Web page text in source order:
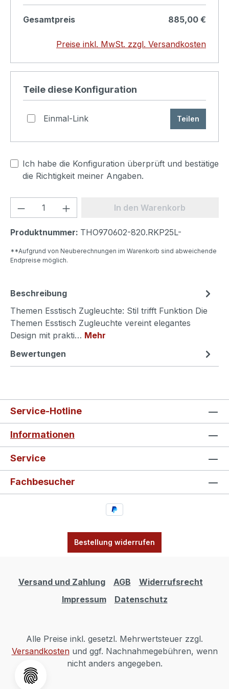
Gesamtpreis 885,00 €
Preise inkl. MwSt. zzgl. Versandkosten
Teile diese Konfiguration
Einmal-Link Teilen
Ich habe die Konfiguration überprüft und bestätige
die Richtigkeit meiner Angaben.
Produkt Anzahl: Gib denIn den Warenkorb
Produktnummer: THO970602-820.RKP25L-
**Aufgrund von Neuberechnungen im Warenkorb sind abweichende
Endpreise möglich.
Beschreibung
Themen Esstisch Zugleuchte: Stil trifft Funktion Die
Themen Esstisch Zugleuchte vereint elegantes
Design mit prakti… Mehr
Bewertungen
Service-Hotline
Informationen
Service
Fachbesucher
Bestellung widerrufen
Versand und Zahlung AGB
Widerrufsrecht
Impressum
Datenschutz
Alle Preise inkl. gesetzl. Mehrwertsteuer zzgl.
Versandkostenund ggf. Nachnahmegebühren, wenn
nicht anders angegeben.